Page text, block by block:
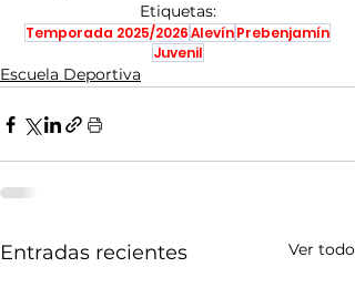
Etiquetas:
Temporada 2025/2026AlevínPrebenjamín
Juvenil
Escuela Deportiva
Entradas recientes Ver todo